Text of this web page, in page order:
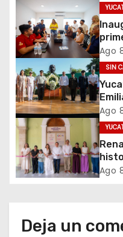
n
d
e
e
n
t
r
d
Ago
SIN
la
Ago
Ago
Deja un